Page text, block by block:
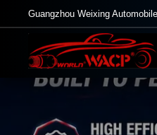
Guangzhou Weixing